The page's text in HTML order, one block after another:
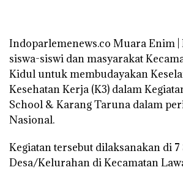
Indoparlemenews.co Muara Enim |
siswa-siswi dan masyarakat
Kidul untuk membudayakan
Kesehatan Kerja (K3) dalam
School & Karang Taruna dalam
Nasional.
Kegiatan tersebut dilaksanakan di
Desa/Kelurahan di Kecamatan